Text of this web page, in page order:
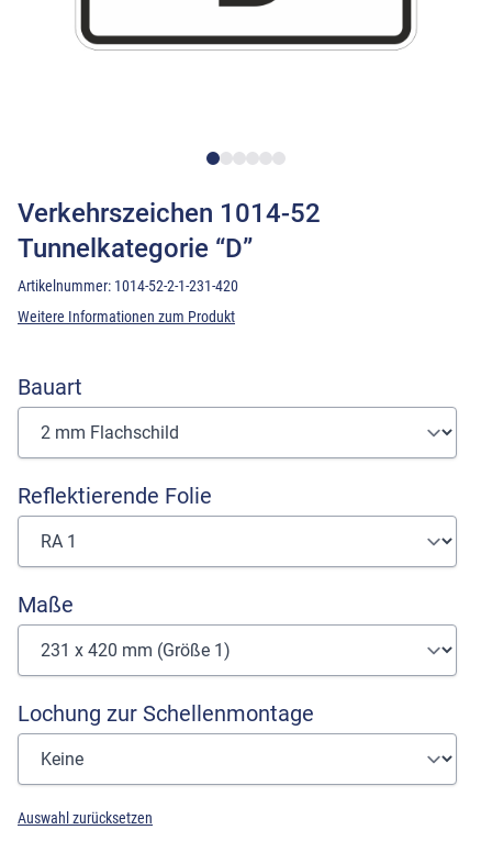
Verkehrszeichen 1014-52
Tunnelkategorie “D”
Artikelnummer: 1014-52-2-1-231-420
Weitere Informationen zum Produkt
Bauart
Reflektierende Folie
Maße
Lochung zur Schellenmontage
Auswahl zurücksetzen